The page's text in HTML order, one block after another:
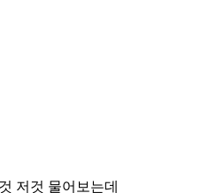
저것 물어보는데